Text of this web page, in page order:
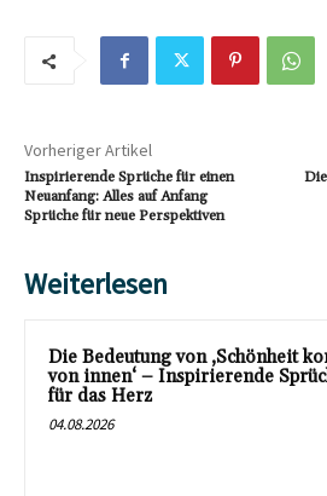
Vorheriger Artikel
Inspirierende Sprüche für einen
Neuanfang: Alles auf Anfang
Sprüche für neue Perspektiven
Weiterlesen
Die Bedeutung von ‚Schönheit
von innen‘ – Inspirierende
für das Herz
04.08.2026